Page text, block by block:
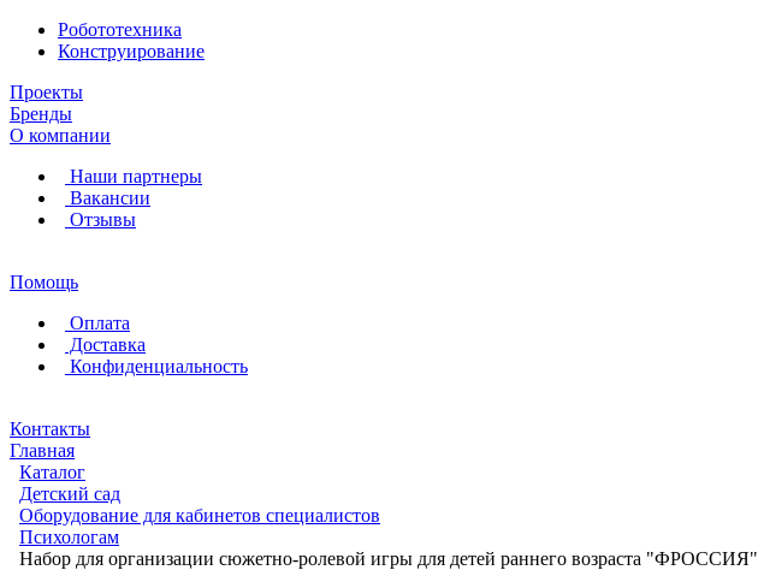
Робототехника
Конструирование
Проекты
Бренды
О компании
Наши партнеры
Вакансии
Отзывы
Помощь
Оплата
Доставка
Конфиденциальность
Контакты
Главная
Каталог
Детский сад
Оборудование для кабинетов специалистов
Психологам
Набор для организации сюжетно-ролевой игры для детей раннего возраста "ФРОССИЯ"